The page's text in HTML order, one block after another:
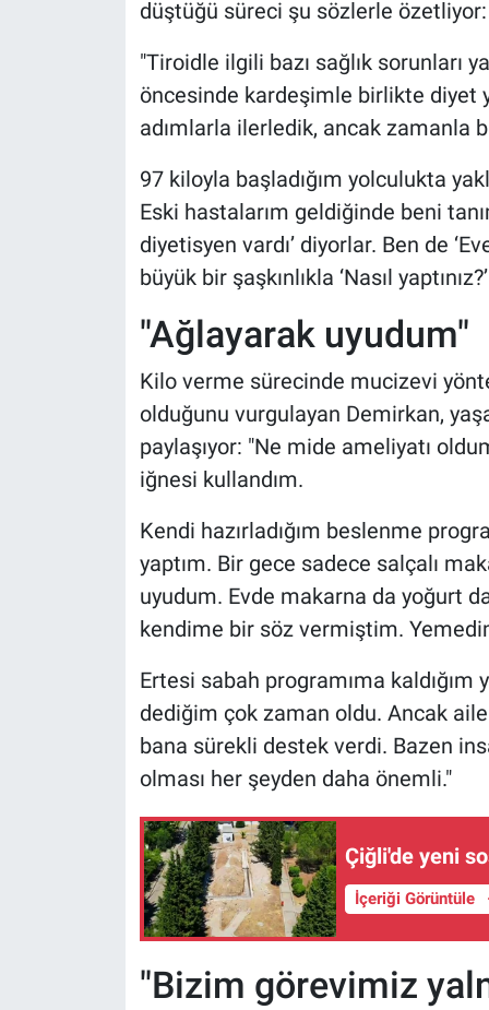
düştüğü süreci şu sözlerle özetliyor:
"Tiroidle ilgili bazı sağlık sorunları
öncesinde kardeşimle birlikte diyet
adımlarla ilerledik, ancak zamanla
97 kiloyla başladığım yolculukta
Eski hastalarım geldiğinde beni
diyetisyen vardı’ diyorlar. Ben de
büyük bir şaşkınlıkla ‘Nasıl
"Ağlayarak uyudum"
Kilo verme sürecinde mucizevi
olduğunu vurgulayan Demirkan,
paylaşıyor: "Ne mide ameliyatı
iğnesi kullandım.
Kendi hazırladığım beslenme
yaptım. Bir gece sadece salçalı
uyudum. Evde makarna da yoğurt
kendime bir söz vermiştim.
Ertesi sabah programıma kaldığım
dediğim çok zaman oldu. Ancak
bana sürekli destek verdi. Bazen
olması her şeyden daha önemli."
Çiğli'de yeni
İçeriği Görüntüle
"Bizim görevimiz